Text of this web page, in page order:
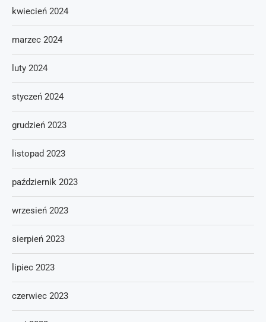
kwiecień 2024
marzec 2024
luty 2024
styczeń 2024
grudzień 2023
listopad 2023
październik 2023
wrzesień 2023
sierpień 2023
lipiec 2023
czerwiec 2023